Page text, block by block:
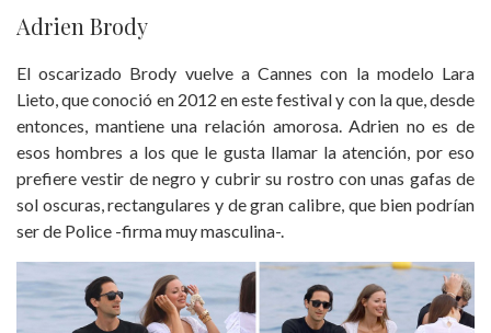
Adrien Brody
El oscarizado Brody vuelve a Cannes con la modelo Lara
Lieto, que conoció en 2012 en este festival y con la que, desde
entonces, mantiene una relación amorosa. Adrien no es de
esos hombres a los que le gusta llamar la atención, por eso
prefiere vestir de negro y cubrir su rostro con unas gafas de
sol oscuras, rectangulares y de gran calibre, que bien podrían
ser de Police -firma muy masculina-.